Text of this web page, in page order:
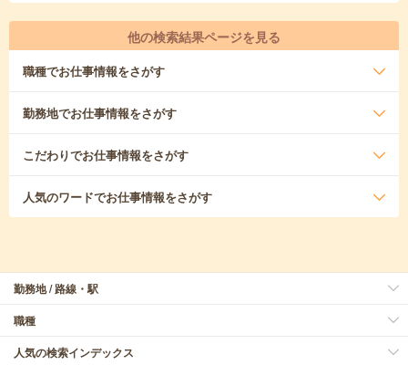
他の検索結果ページを見る
職種でお仕事情報をさがす
勤務地でお仕事情報をさがす
こだわりでお仕事情報をさがす
人気のワードでお仕事情報をさがす
勤務地 / 路線・駅
職種
人気の検索インデックス